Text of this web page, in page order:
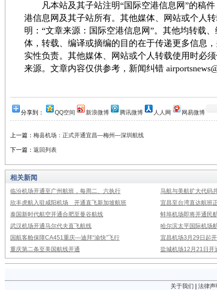
凡本站及其子站注明“国际空港信息网”的稿件
港信息网及其子站所有。其他媒体、网站或个人
明：“文章来源：国际空港信息网”。其他均转载
体，转载、编译或摘编的目的在于传递更多信息
实性负责。其他媒体、网站或个人转载使用时必
来源。文章内容仅供参考，新闻纠错
分享到： QQ空间 新浪微博 腾讯微博 人人网 网易微博
上一篇： 梅县机场：正式开通宜昌—梅州—深圳航线
下一篇： 返回列表
相关新闻
临汾机场开通至广州航班，每周二、六执行
马航与美航扩大代码
欣丰虎航入驻咸阳机场 开通直飞新加坡航班
宜昌至台湾直达航班
泰国新时代航空开通合肥至曼谷航线
蚌埠机场即将开通民
武汉机场开通马尔代夫直飞航线
哈尔滨太平国际机场
国航客舱保障CA451重庆—迪拜“渝快”飞行
宜昌机场3月29日起
重庆第二条至美国航线开通
盐城机场12月21日开
关于我们 法律声